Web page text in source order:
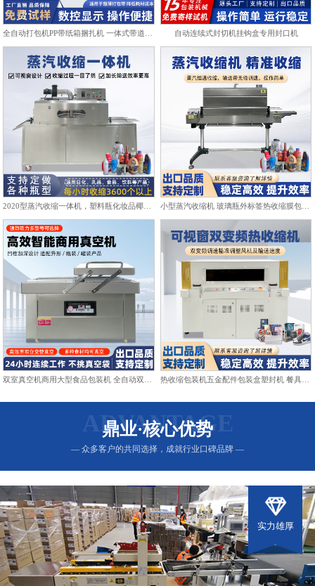
自动连续式封切机挂钩盒专用封口机
ADVANTAGE
鼎业·核心优势
— 众多客户的共同选择，成就行业口碑品牌 —
实力雄厚